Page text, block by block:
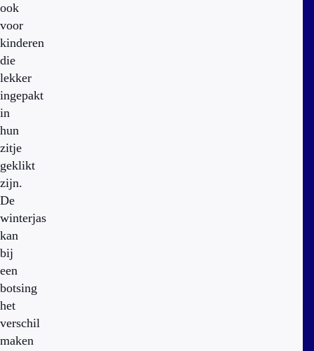
ook
voor
kinderen
die
lekker
ingepakt
in
hun
zitje
geklikt
zijn.
De
winterjas
kan
bij
een
botsing
het
verschil
maken